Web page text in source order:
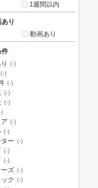
1週間以内
り
動画あり
件
(-)
(-)
(-)
(-)
(-)
)
(-)
(-)
ー (-)
(-)
(-)
ズ (-)
ク (-)